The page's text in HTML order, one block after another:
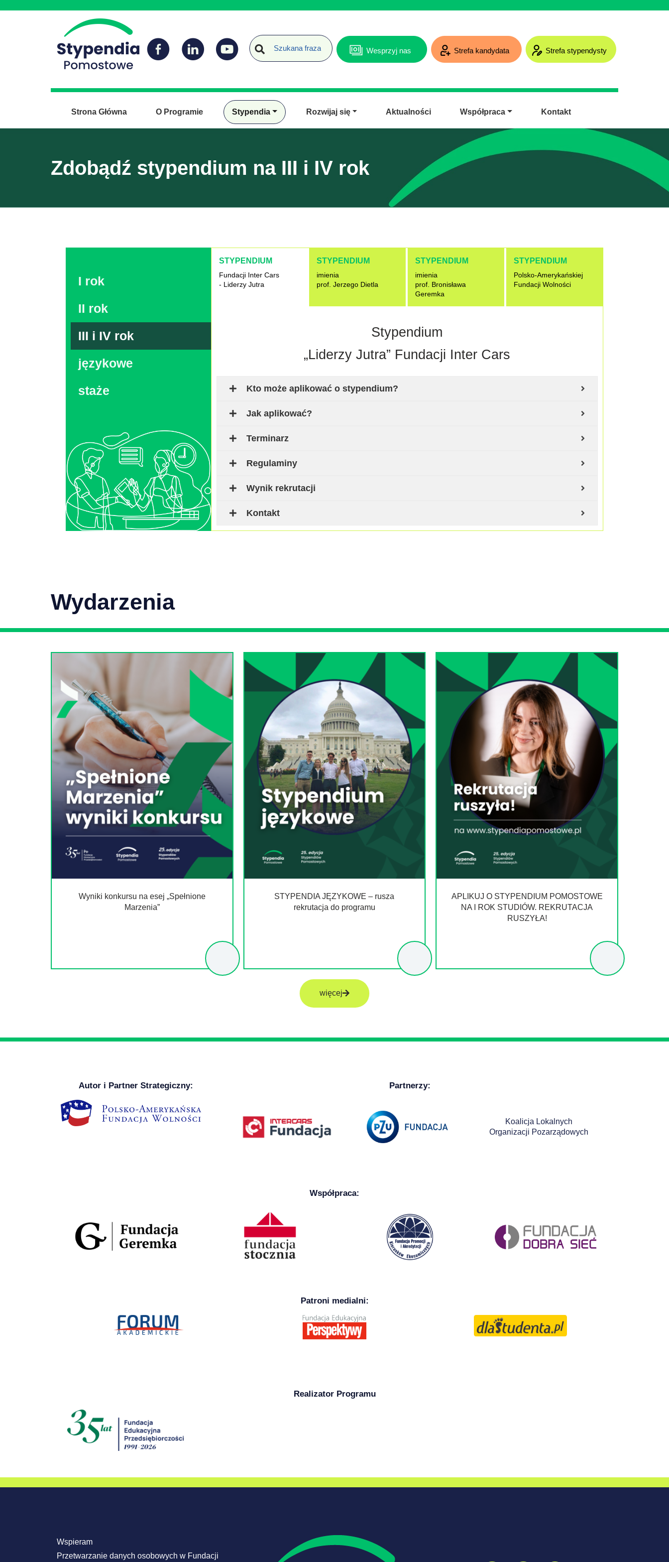
Wesprzyj nas Strefa kandydata Strefa stypendysty
Strona Główna O Programie Stypendia Rozwijaj się Aktualności Współpraca Kontakt
Zdobądź stypendium na III i IV rok
I rok
II rok
III i IV rok
językowe
staże
STYPENDIUM
Fundacji Inter Cars
- Liderzy Jutra
STYPENDIUM
imienia
prof. Jerzego Dietla
STYPENDIUM
imienia
prof. Bronisława
Geremka
STYPENDIUM
Polsko-Amerykańskiej
Fundacji Wolności
Stypendium
„Liderzy Jutra” Fundacji Inter Cars
Kto może aplikować o stypendium?
Jak aplikować?
Terminarz
Regulaminy
Wynik rekrutacji
Kontakt
Wydarzenia
Wyniki konkursu na esej „Spełnione
Marzenia”
STYPENDIA JĘZYKOWE – rusza
rekrutacja do programu
APLIKUJ O STYPENDIUM POMOSTOWE
NA I ROK STUDIÓW. REKRUTACJA
RUSZYŁA!
więcej
Autor i Partner Strategiczny: Partnerzy:
Koalicja Lokalnych
Organizacji Pozarządowych
Współpraca:
Patroni medialni:
Realizator Programu
Wspieram
Przetwarzanie danych osobowych w Fundacji